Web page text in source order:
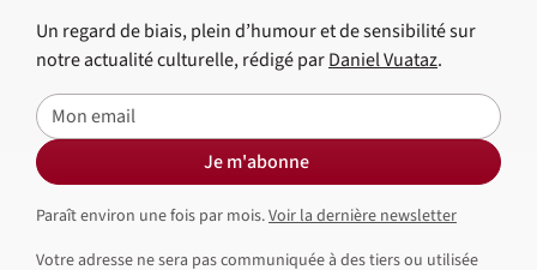
Un regard de biais, plein d’humour et de sensibilité sur
notre actualité culturelle, rédigé parDaniel Vuataz.
E-mail
Je m'abonne
Paraît environ une fois par mois.Voir la dernière newsletter
Votre adresse ne sera pas communiquée à des tiers ou utilisée